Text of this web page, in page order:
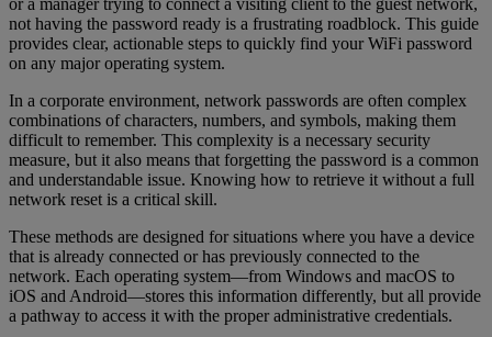
or a manager trying to connect a visiting client to the guest network,
not having the password ready is a frustrating roadblock. This guide
provides clear, actionable steps to quickly find your WiFi password
on any major operating system.
In a corporate environment, network passwords are often complex
combinations of characters, numbers, and symbols, making them
difficult to remember. This complexity is a necessary security
measure, but it also means that forgetting the password is a common
and understandable issue. Knowing how to retrieve it without a full
network reset is a critical skill.
These methods are designed for situations where you have a device
that is already connected or has previously connected to the
network. Each operating system—from Windows and macOS to
iOS and Android—stores this information differently, but all provide
a pathway to access it with the proper administrative credentials.